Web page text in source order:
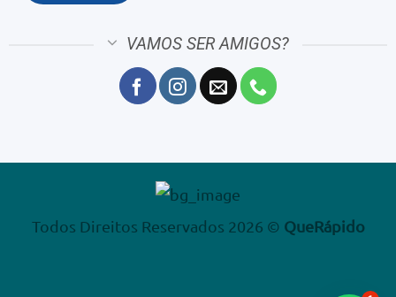
VAMOS SER AMIGOS?
Todos Direitos Reservados 2026 © QueRápido